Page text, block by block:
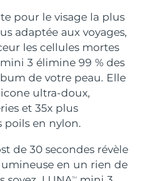
pour le visage la plus
adaptée aux voyages,
les cellules mortes
mini 3 élimine 99 % des
de votre peau. Elle
ultra-doux,
et 35x plus
poils en nylon.
de 30 secondes révèle
en un rien de
TM
massage
Plus
heating
Men
toning
go
toning on-the-go
eyes & lips
coffret
hydration
and red light therapy
Soin bucco-dentaire
sonic toothbrush
silicone sonic toothbrush
ANTI-ÂGE
Traitements LED
NEW
Livraison estimée8/16/26
Livraison estimée 8/13/26
Livraison estimée
Livraison estimée
Livraison estimée8/14/26